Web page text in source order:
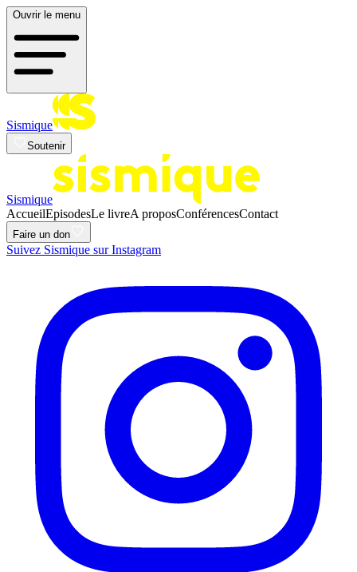
Ouvrir le menu
Sismique
Soutenir
Sismique
AccueilEpisodesLe livreA proposConférencesContact
Faire un don
Suivez Sismique sur Instagram